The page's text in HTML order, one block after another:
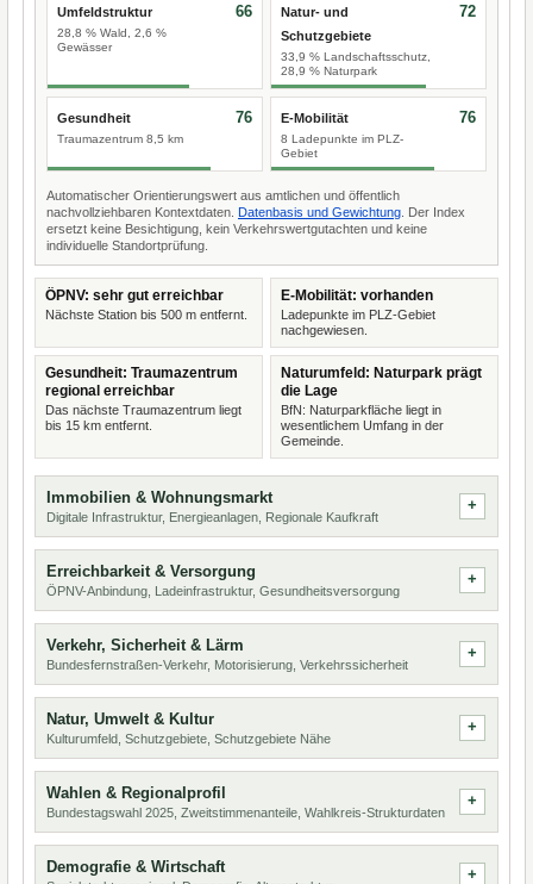
Umfeldstruktur
28,8 % Wald, 2,6 %
Gewässer
66
Natur- und
Schutzgebiete
33,9 % Landschaftsschutz,
28,9 % Naturpark
72
Gesundheit
Traumazentrum 8,5 km
76 E-Mobilität
8 Ladepunkte im PLZ-
Gebiet
76
Automatischer Orientierungswert aus amtlichen und öffentlich
nachvollziehbaren Kontextdaten. Datenbasis und Gewichtung . Der Index
ersetzt keine Besichtigung, kein Verkehrswertgutachten und keine
individuelle Standortprüfung.
ÖPNV: sehr gut erreichbar
Nächste Station bis 500 m entfernt.
E-Mobilität: vorhanden
Ladepunkte im PLZ-Gebiet
nachgewiesen.
Gesundheit: Traumazentrum
regional erreichbar
Das nächste Traumazentrum liegt
bis 15 km entfernt.
Naturumfeld: Naturpark prägt
die Lage
BfN: Naturparkfläche liegt in
wesentlichem Umfang in der
Gemeinde.
Immobilien & Wohnungsmarkt
Digitale Infrastruktur, Energieanlagen, Regionale Kaufkraft
Erreichbarkeit & Versorgung
ÖPNV-Anbindung, Ladeinfrastruktur, Gesundheitsversorgung
Verkehr, Sicherheit & Lärm
Bundesfernstraßen-Verkehr, Motorisierung, Verkehrssicherheit
Natur, Umwelt & Kultur
Kulturumfeld, Schutzgebiete, Schutzgebiete Nähe
Wahlen & Regionalprofil
Bundestagswahl 2025, Zweitstimmenanteile, Wahlkreis-Strukturdaten
Demografie & Wirtschaft